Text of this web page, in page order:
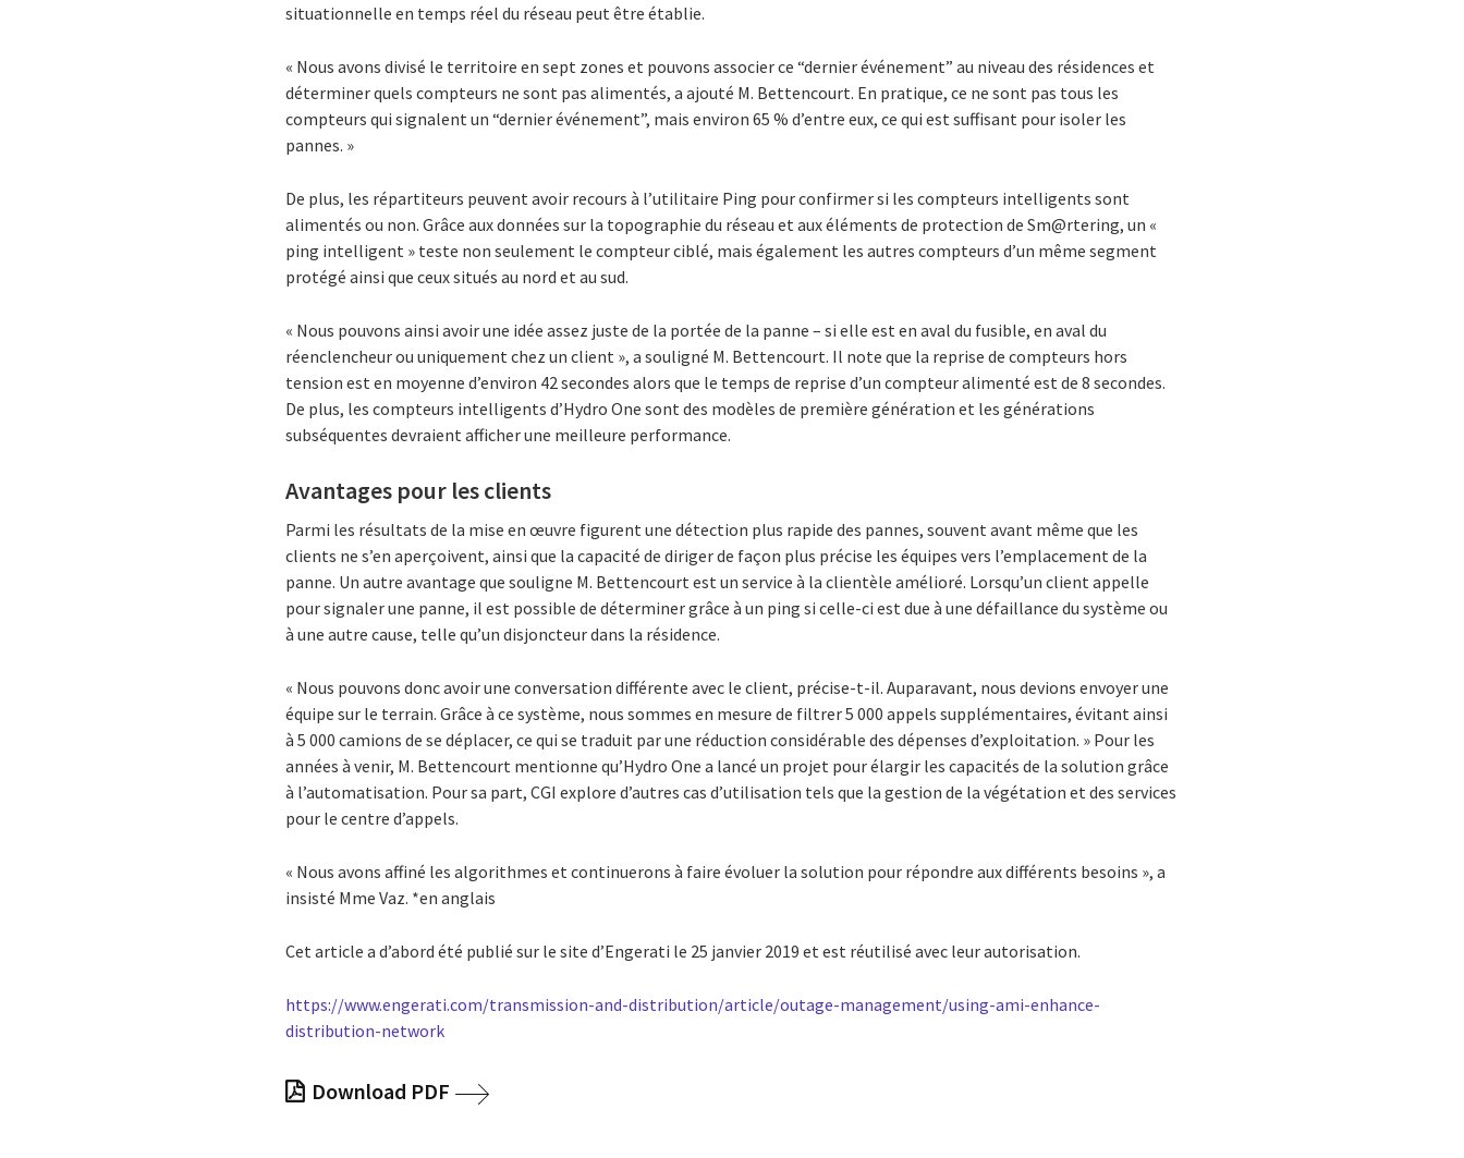
situationnelle en temps réel du réseau peut être établie.
« Nous avons divisé le territoire en sept zones et pouvons associer ce “dernier événement” au niveau des résidences et
déterminer quels compteurs ne sont pas alimentés, a ajouté M. Bettencourt. En pratique, ce ne sont pas tous les
compteurs qui signalent un “dernier événement”, mais environ 65 % d’entre eux, ce qui est suffisant pour isoler les
pannes. »
De plus, les répartiteurs peuvent avoir recours à l’utilitaire Ping pour confirmer si les compteurs intelligents sont
alimentés ou non. Grâce aux données sur la topographie du réseau et aux éléments de protection de Sm@rtering, un «
ping intelligent » teste non seulement le compteur ciblé, mais également les autres compteurs d’un même segment
protégé ainsi que ceux situés au nord et au sud.
« Nous pouvons ainsi avoir une idée assez juste de la portée de la panne – si elle est en aval du fusible, en aval du
réenclencheur ou uniquement chez un client », a souligné M. Bettencourt. Il note que la reprise de compteurs hors
tension est en moyenne d’environ 42 secondes alors que le temps de reprise d’un compteur alimenté est de 8 secondes.
De plus, les compteurs intelligents d’Hydro One sont des modèles de première génération et les générations
subséquentes devraient afficher une meilleure performance.
Avantages pour les clients
Parmi les résultats de la mise en œuvre figurent une détection plus rapide des pannes, souvent avant même que les
clients ne s’en aperçoivent, ainsi que la capacité de diriger de façon plus précise les équipes vers l’emplacement de la
panne. Un autre avantage que souligne M. Bettencourt est un service à la clientèle amélioré. Lorsqu’un client appelle
pour signaler une panne, il est possible de déterminer grâce à un ping si celle-ci est due à une défaillance du système ou
à une autre cause, telle qu’un disjoncteur dans la résidence.
« Nous pouvons donc avoir une conversation différente avec le client, précise-t-il. Auparavant, nous devions envoyer une
équipe sur le terrain. Grâce à ce système, nous sommes en mesure de filtrer 5 000 appels supplémentaires, évitant ainsi
à 5 000 camions de se déplacer, ce qui se traduit par une réduction considérable des dépenses d’exploitation. » Pour les
années à venir, M. Bettencourt mentionne qu’Hydro One a lancé un projet pour élargir les capacités de la solution grâce
à l’automatisation. Pour sa part, CGI explore d’autres cas d’utilisation tels que la gestion de la végétation et des services
pour le centre d’appels.
« Nous avons affiné les algorithmes et continuerons à faire évoluer la solution pour répondre aux différents besoins », a
insisté Mme Vaz. *en anglais
Cet article a d’abord été publié sur le site d’Engerati le 25 janvier 2019 et est réutilisé avec leur autorisation.
https://www.engerati.com/transmission-and-distribution/article/outage-management/using-ami-enhance-
distribution-network
Download PDF